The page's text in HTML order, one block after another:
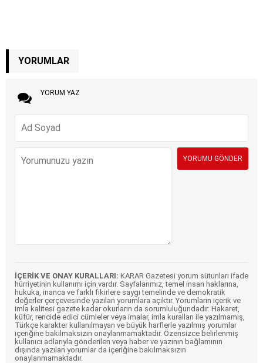
YORUMLAR
YORUM YAZ
İÇERİK VE ONAY KURALLARI: KARAR Gazetesi yorum sütunları ifade
hürriyetinin kullanımı için vardır. Sayfalarımız, temel insan haklarına,
hukuka, inanca ve farklı fikirlere saygı temelinde ve demokratik
değerler çerçevesinde yazılan yorumlara açıktır. Yorumların içerik ve
imla kalitesi gazete kadar okurların da sorumluluğundadır. Hakaret,
küfür, rencide edici cümleler veya imalar, imla kuralları ile yazılmamış,
Türkçe karakter kullanılmayan ve büyük harflerle yazılmış yorumlar
içeriğine bakılmaksızın onaylanmamaktadır. Özensizce belirlenmiş
kullanıcı adlarıyla gönderilen veya haber ve yazının bağlamının
dışında yazılan yorumlar da içeriğine bakılmaksızın
onaylanmamaktadır.